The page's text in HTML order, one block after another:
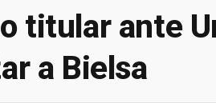
titular ante
a Bielsa